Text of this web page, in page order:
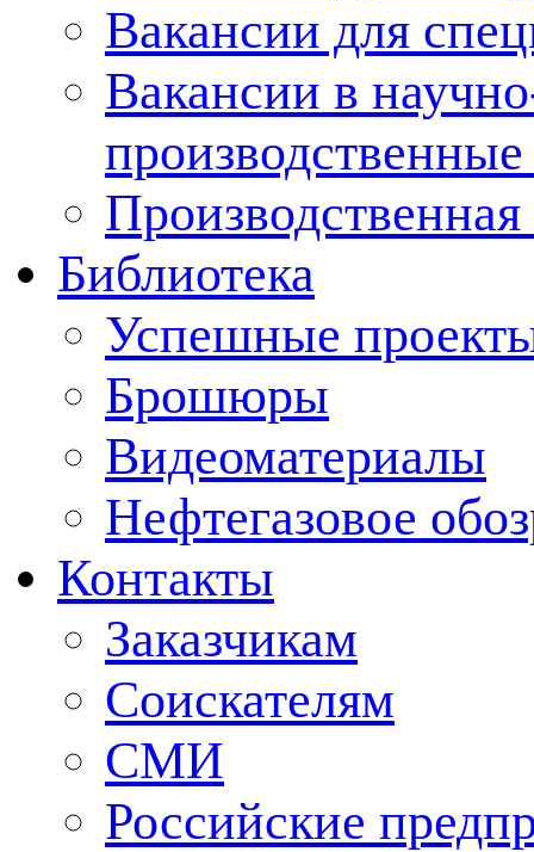
Вакансии для
Вакансии в
Производственная
Библиотека
Успешные
Брошюры
Видеоматериалы
Нефтегазовое
Контакты
Заказчикам
Соискателям
СМИ
Российские